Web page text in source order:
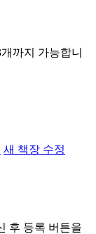
까지 가능합니
새 책장 수정
후 등록 버튼을